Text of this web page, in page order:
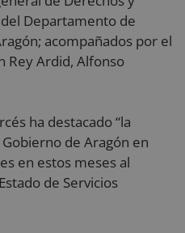
Departamento de
acompañados por el
Rey Ardid, Alfonso
ha destacado “la
de Aragón en
en estos meses al
de Servicios